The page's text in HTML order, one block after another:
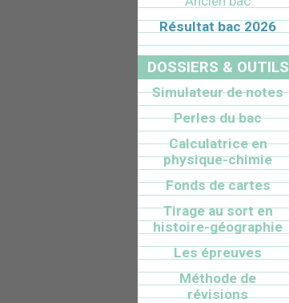
Résultat bac 2026
DOSSIERS & OUTILS
Simulateur de notes
Perles du bac
Calculatrice en
physique-chimie
Fonds de cartes
Tirage au sort en
histoire-géographie
Les épreuves
Méthode de
révisions